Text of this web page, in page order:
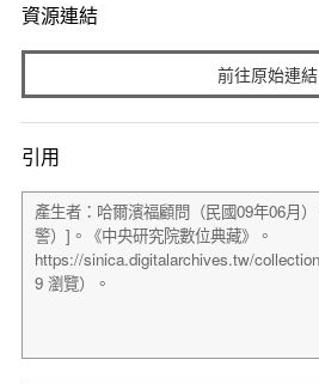
資源連結
前往原始連結
引用